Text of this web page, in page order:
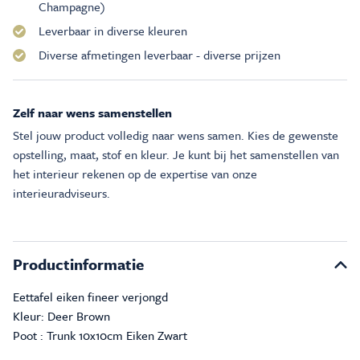
Champagne)
Leverbaar in diverse kleuren
Diverse afmetingen leverbaar - diverse prijzen
Zelf naar wens samenstellen
Stel jouw product volledig naar wens samen. Kies de gewenste
opstelling, maat, stof en kleur. Je kunt bij het samenstellen van
het interieur rekenen op de expertise van onze
interieuradviseurs.
Productinformatie
Eettafel eiken fineer verjongd
Kleur: Deer Brown
Poot : Trunk 10x10cm Eiken Zwart